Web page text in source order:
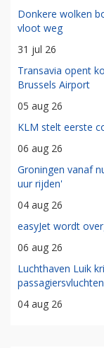
Donkere wolken
vloot weg
31 jul 26
Transavia opent
Brussels Airport
05 aug 26
KLM stelt eerste
06 aug 26
Groningen vanaf
uur rijden'
04 aug 26
easyJet wordt
06 aug 26
Luchthaven Luik
04 aug 26